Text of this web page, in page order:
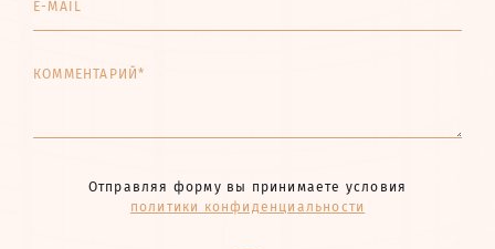
E-MAIL
КОММЕНТАРИЙ*
Отправляя форму вы принимаете условия
политики конфиденциальности